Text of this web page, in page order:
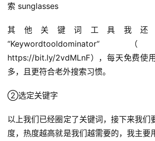
索 sunglasses
其他关键词工具我还
https://bit.ly/2vdMLnF），每天免费使
多，且更符合老外搜索习惯。
②选定关键字
以上我们已经圈定了关键词，接下来我们
度，热度越高就是我们越需要的，我主要